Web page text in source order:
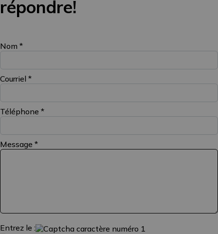
répondre!
Nom *
Courriel *
Téléphone *
Message *
Entrez le :